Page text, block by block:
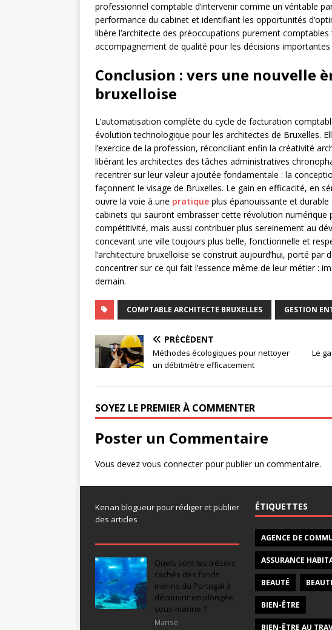
professionnel comptable d’intervenir comme un véritable
performance du cabinet et identifiant les opportunités
libère l’architecte des préoccupations purement
accompagnement de qualité pour les décisions importantes
Conclusion : vers une nouvelle
bruxelloise
L’automatisation complète du cycle de facturation
évolution technologique pour les architectes de Bruxelles.
l’exercice de la profession, réconciliant enfin la créativité
libérant les architectes des tâches administratives
recentrer sur leur valeur ajoutée fondamentale : la
façonnent le visage de Bruxelles. Le gain en efficacité, en
ouvre la voie à une pratique plus épanouissante et durable
cabinets qui sauront embrasser cette révolution
compétitivité, mais aussi contribuer plus sereinement au
concevant une ville toujours plus belle, fonctionnelle et
l’architecture bruxelloise se construit aujourd’hui, porté
concentrer sur ce qui fait l’essence même de leur métier :
demain.
COMPTABLE ARCHITECTE BRUXELLES GESTION
PRÉCÉDENT
Méthodes écologiques pour nettoyer
un débitmètre efficacement
Le
SOYEZ LE PREMIER À COMMENTER
Poster un Commentaire
Vous devez vous connecterpour publier un commentaire.
Kenan blogueur pour rédiger et publier
des articles
Quels sont les trésors
cachés des fonds
marins du Portugal à
découvrir en plongée
sous-marine ?
Marise
ÉTIQUETTES
AGENCE DE
ASSURANCE
BEAUTÉ
BIEN-ÊTRE
BIEN-ÊTRE AU